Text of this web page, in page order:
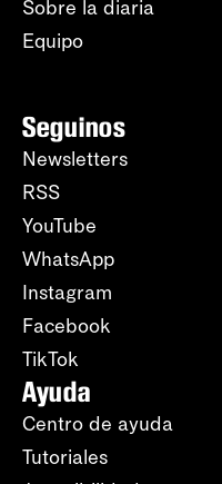
Sobre la diaria
Equipo
Seguinos
Newsletters
RSS
YouTube
WhatsApp
Instagram
Facebook
TikTok
Ayuda
Centro de ayuda
Tutoriales